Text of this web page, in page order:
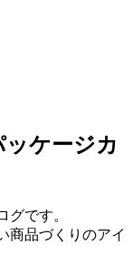
ケージカ
グです。
商品づくりのアイ